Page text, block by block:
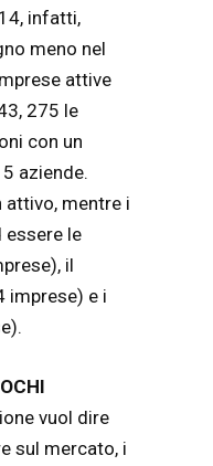
infatti,
meno nel
attive
275 le
con un
aziende.
attivo, mentre i
essere le
il
imprese) e i
vuol dire
sul mercato, i